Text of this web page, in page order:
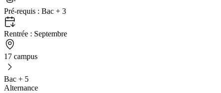
Pré-requis : Bac + 3
Rentrée : Septembre
17 campus
Bac + 5
Alternance